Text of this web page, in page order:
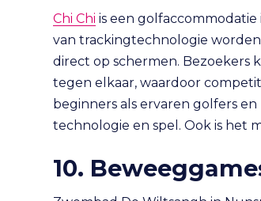
Chi Chi is een
van trackingtechnologie
direct op schermen. Bezoekers
tegen elkaar, waardoor
beginners als ervaren golfers
technologie en spel. Ook is het
10.